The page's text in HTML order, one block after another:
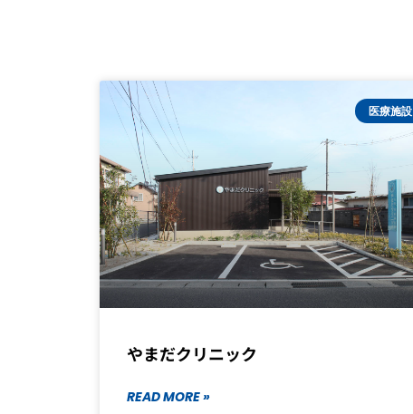
医療施設
やまだクリニック
READ MORE »